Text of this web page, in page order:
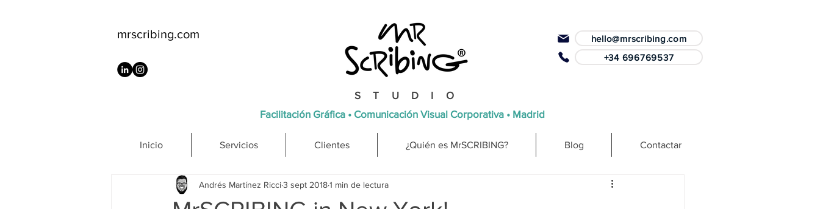
mrscribing.com
hello@mrscribing.com
+34 696769537
STUDIO
Facilitación Gráfica • Comunicación Visual Corporativa • Madrid
Inicio Servicios Clientes ¿Quién es MrSCRIBING? Blog Contactar
Andrés Martínez Ricci3 sept 20181 min de lectura